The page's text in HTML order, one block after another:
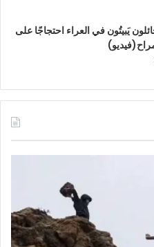
يَبيتُون في العراء احتجاجًا على